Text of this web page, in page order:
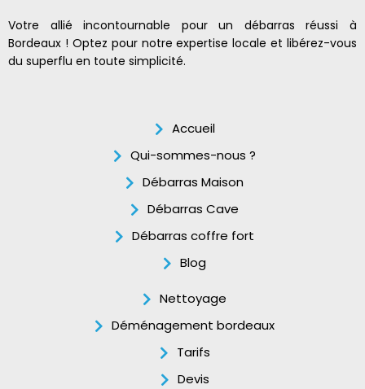
Votre allié incontournable pour un débarras réussi à
Bordeaux ! Optez pour notre expertise locale et libérez-vous
du superflu en toute simplicité.
Accueil
Qui-sommes-nous ?
Débarras Maison
Débarras Cave
Débarras coffre fort
Blog
Nettoyage
Déménagement bordeaux
Tarifs
Devis